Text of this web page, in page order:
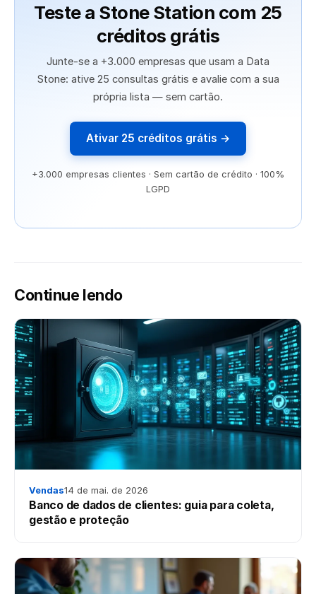
Teste a Stone Station com 25
créditos grátis
Junte-se a +3.000 empresas que usam a Data
Stone: ative 25 consultas grátis e avalie com a sua
própria lista — sem cartão.
Ativar 25 créditos grátis →
+3.000 empresas clientes · Sem cartão de crédito · 100%
LGPD
Continue lendo
Vendas14 de mai. de 2026
Banco de dados de clientes: guia para coleta,
gestão e proteção